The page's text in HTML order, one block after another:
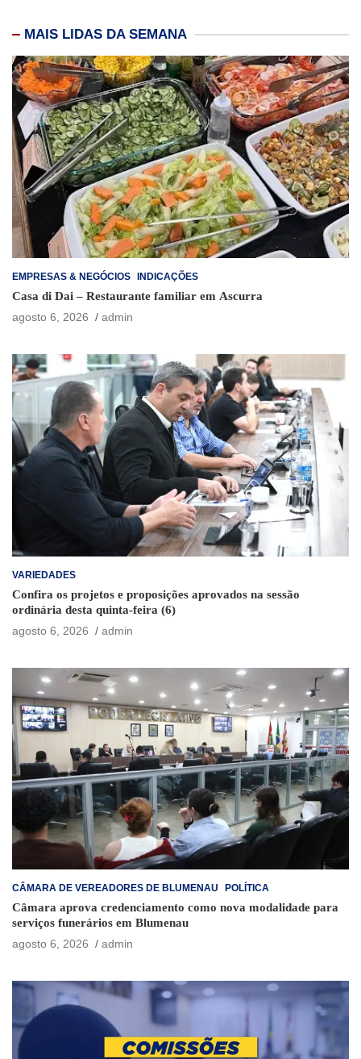
MAIS LIDAS DA SEMANA
EMPRESAS & NEGÓCIOS INDICAÇÕES
Casa di Dai – Restaurante familiar em Ascurra
agosto 6, 2026
admin
VARIEDADES
Confira os projetos e proposições aprovados na sessão
ordinária desta quinta-feira (6)
agosto 6, 2026
admin
CÂMARA DE VEREADORES DE BLUMENAU POLÍTICA
Câmara aprova credenciamento como nova modalidade para
serviços funerários em Blumenau
agosto 6, 2026
admin